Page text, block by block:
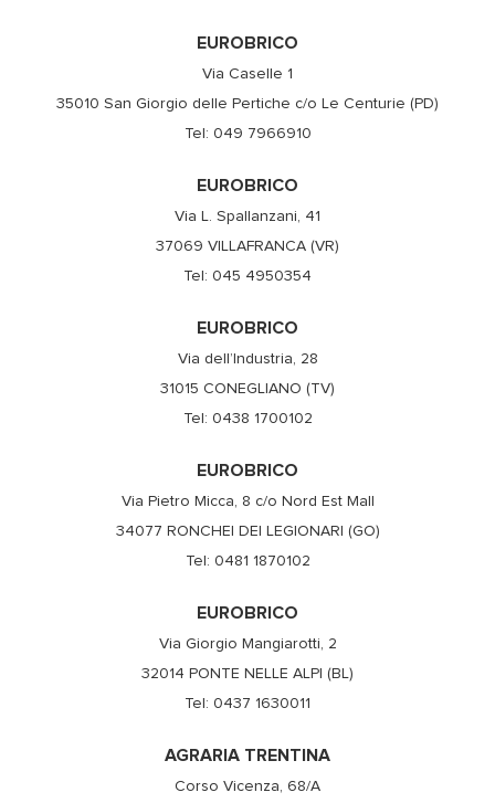
EUROBRICO
Via Caselle 1
35010 San Giorgio delle Pertiche c/o Le Centurie (PD)
Tel: 049 7966910
EUROBRICO
Via L. Spallanzani, 41
37069 VILLAFRANCA (VR)
Tel: 045 4950354
EUROBRICO
Via dell’Industria, 28
31015 CONEGLIANO (TV)
Tel: 0438 1700102
EUROBRICO
Via Pietro Micca, 8 c/o Nord Est Mall
34077 RONCHEI DEI LEGIONARI (GO)
Tel: 0481 1870102
EUROBRICO
Via Giorgio Mangiarotti, 2
32014 PONTE NELLE ALPI (BL)
Tel: 0437 1630011
AGRARIA TRENTINA
Corso Vicenza, 68/A